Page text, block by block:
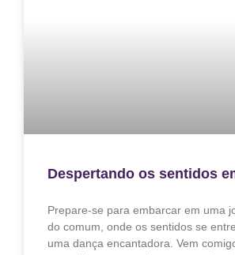
Despertando os sentidos
Prepare-se para embarcar em uma
do comum, onde os sentidos se
uma dança encantadora. Vem